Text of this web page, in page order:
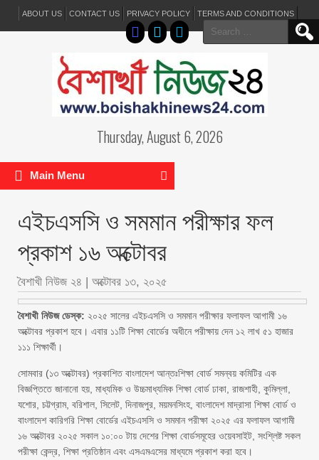
ABOUT US CONTACT US PRIVACY POLICY TERMS AND CONDITIONS
Search
for:
Thursday, August 6, 2026
Main Menu
এইচএসসি ও সমমান পরীক্ষার ফল
প্রকাশ ১৬ অক্টোবর
বৈশাখী নিউজ ২৪ | অক্টোবর ১৩, ২০২৫
বৈশাখী নিউজ ডেস্ক: ২০২৫ সালের এইচএসসি ও সমমান পরীক্ষার ফলাফল আগামী ১৬
অক্টোবর প্রকাশ হবে। এবার ১১টি শিক্ষা বোর্ডের অধীনে পরীক্ষায় দেন ১২ লাখ ৫১ হাজার
১১১ শিক্ষার্থী।
সোমবার (১৩ অক্টোবর) প্রকাশিত বাংলাদেশ আন্তঃশিক্ষা বোর্ড সমন্বয় কমিটির এক
বিজ্ঞপ্তিতে জানানো হয়, মাধ্যমিক ও উচ্চমাধ্যমিক শিক্ষা বোর্ড ঢাকা, রাজশাহী, কুমিল্লা,
যশোর, চট্টগ্রাম, বরিশাল, সিলেট, দিনাজপুর, ময়মনসিংহ, বাংলাদেশ মাদ্রাসা শিক্ষা বোর্ড ও
বাংলাদেশ কারিগরি শিক্ষা বোর্ডের এইচএসসি ও সমমান পরীক্ষা ২০২৫ এর ফলাফল আগামী
১৬ অক্টোবর ২০২৫ সকাল ১০:০০ টায় দেশের শিক্ষা বোর্ডসমূহের ওয়েবসাইট, সংশ্লিষ্ট সকল
পরীক্ষা কেন্দ্র, শিক্ষা প্রতিষ্ঠান এবং এসএমএসের মাধ্যমে প্রকাশ করা হবে।